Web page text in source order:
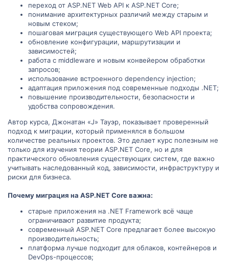
переход от ASP.NET Web API к ASP.NET Core;
понимание архитектурных различий между старым и
новым стеком;
пошаговая миграция существующего Web API проекта;
обновление конфигурации, маршрутизации и
зависимостей;
работа с middleware и новым конвейером обработки
запросов;
использование встроенного dependency injection;
адаптация приложения под современные подходы .NET;
повышение производительности, безопасности и
удобства сопровождения.
Автор курса, Джонатан «J» Тауэр, показывает проверенный
подход к миграции, который применялся в большом
количестве реальных проектов. Это делает курс полезным не
только для изучения теории ASP.NET Core, но и для
практического обновления существующих систем, где важно
учитывать наследованный код, зависимости, инфраструктуру и
риски для бизнеса.
Почему миграция на ASP.NET Core важна:
старые приложения на .NET Framework всё чаще
ограничивают развитие продукта;
современный ASP.NET Core предлагает более высокую
производительность;
платформа лучше подходит для облаков, контейнеров и
DevOps-процессов;